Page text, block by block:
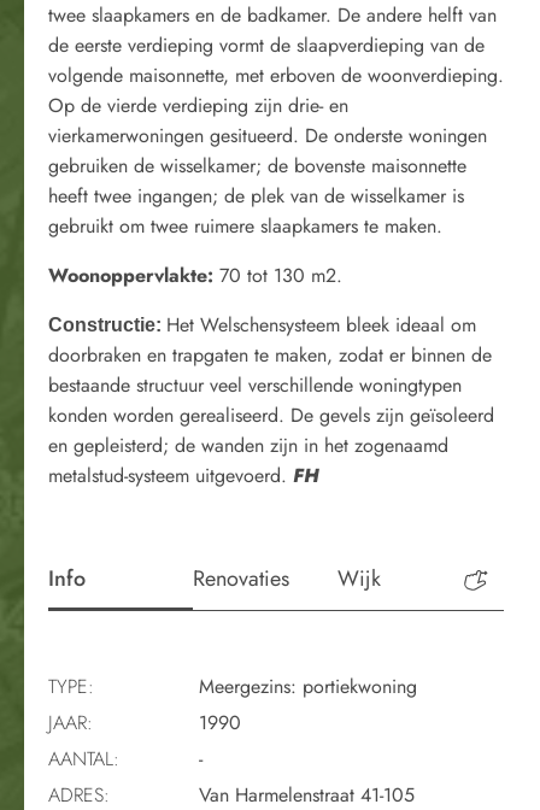
twee slaapkamers en de badkamer. De andere helft van
de eerste verdieping vormt de slaapverdieping van de
volgende maisonnette, met erboven de woonverdieping.
Op de vierde verdieping zijn drie- en
vierkamerwoningen gesitueerd. De onderste woningen
gebruiken de wisselkamer; de bovenste maisonnette
heeft twee ingangen; de plek van de wisselkamer is
gebruikt om twee ruimere slaapkamers te maken.
Woonoppervlakte: 70 tot 130 m2.
Constructie: Het Welschensysteem bleek ideaal om
doorbraken en trapgaten te maken, zodat er binnen de
bestaande structuur veel verschillende woningtypen
konden worden gerealiseerd. De gevels zijn geïsoleerd
en gepleisterd; de wanden zijn in het zogenaamd
metalstud-systeem uitgevoerd. FH
Info Renovaties Wijk
TYPE:
Meergezins: portiekwoning
JAAR:
1990
AANTAL:
-
ADRES:
Van Harmelenstraat 41-105